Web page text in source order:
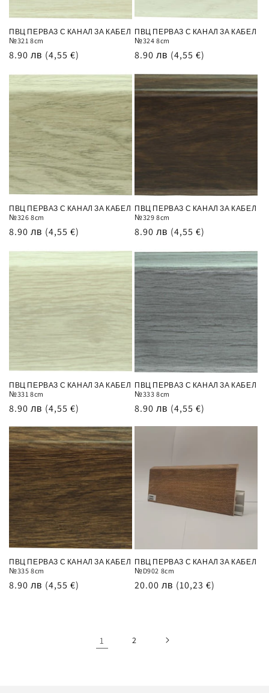
ПВЦ ПЕРВАЗ С КАНАЛ ЗА КАБЕЛ
№321 8cm
Обичайна
8.90 лв (4,55 €)
ПВЦ ПЕРВАЗ С КАНАЛ ЗА КАБЕЛ
№324 8cm
Обичайна
8.90 лв (4,55 €)
ПВЦ ПЕРВАЗ С КАНАЛ ЗА КАБЕЛ
№326 8cm
Обичайна
8.90 лв (4,55 €)
ПВЦ ПЕРВАЗ С КАНАЛ ЗА КАБЕЛ
№329 8cm
Обичайна
8.90 лв (4,55 €)
ПВЦ ПЕРВАЗ С КАНАЛ ЗА КАБЕЛ
№331 8cm
Обичайна
8.90 лв (4,55 €)
ПВЦ ПЕРВАЗ С КАНАЛ ЗА КАБЕЛ
№333 8cm
Обичайна
8.90 лв (4,55 €)
ПВЦ ПЕРВАЗ С КАНАЛ ЗА КАБЕЛ
№335 8cm
Обичайна
8.90 лв (4,55 €)
ПВЦ ПЕРВАЗ С КАНАЛ ЗА КАБЕЛ
№D902 8cm
Обичайна
20.00 лв (10,23 €)
1 2